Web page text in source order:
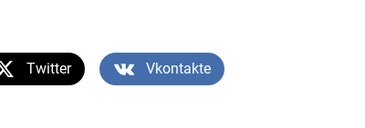
Twitter Vkontakte